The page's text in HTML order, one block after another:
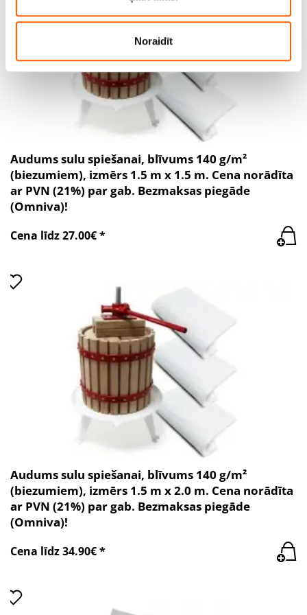
viņiem sniedzat vai ko viņi apkopo, kad lietojat viņu
pakalpojumus.
Noraidīt
Audums sulu spiešanai, blīvums 140 g/m²
(biezumiem), izmērs 1.5 m x 1.5 m. Cena norādīta
ar PVN (21%) par gab. Bezmaksas piegāde
(Omniva)!
Cena līdz 27.00€ *
Audums sulu spiešanai, blīvums 140 g/m²
(biezumiem), izmērs 1.5 m x 2.0 m. Cena norādīta
ar PVN (21%) par gab. Bezmaksas piegāde
(Omniva)!
Cena līdz 34.90€ *